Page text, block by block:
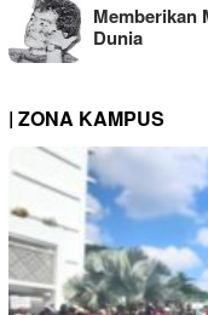
Memberikan
Dunia
| ZONA KAMPUS